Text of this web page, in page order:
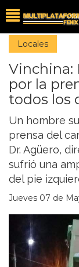
Locales
Vinchina:
por la
todos los
Un hombre
prensa del
Dr. Agüero,
sufrió una
del pie
Jueves 07 de